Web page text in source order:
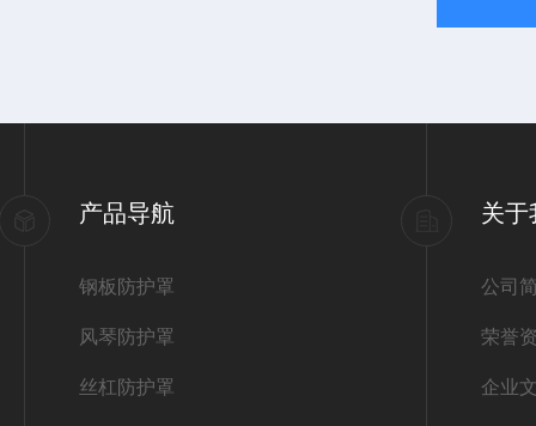
产品导航
钢板防护罩
风琴防护罩
丝杠防护罩
关于
公司
荣誉
企业